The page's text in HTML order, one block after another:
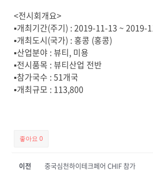
<전시회개요>
▪개최기간(주기) : 2019-11-13 ~ 2019-
▪개최도시(국가) : 홍콩 (홍콩)
▪산업분야 : 뷰티, 미용
▪전시품목 : 뷰티산업 전반
▪참가국수 : 51개국
▪개최규모 : 113,800
좋아요0
이전 중국심천하이테크페어 CHIF 참가